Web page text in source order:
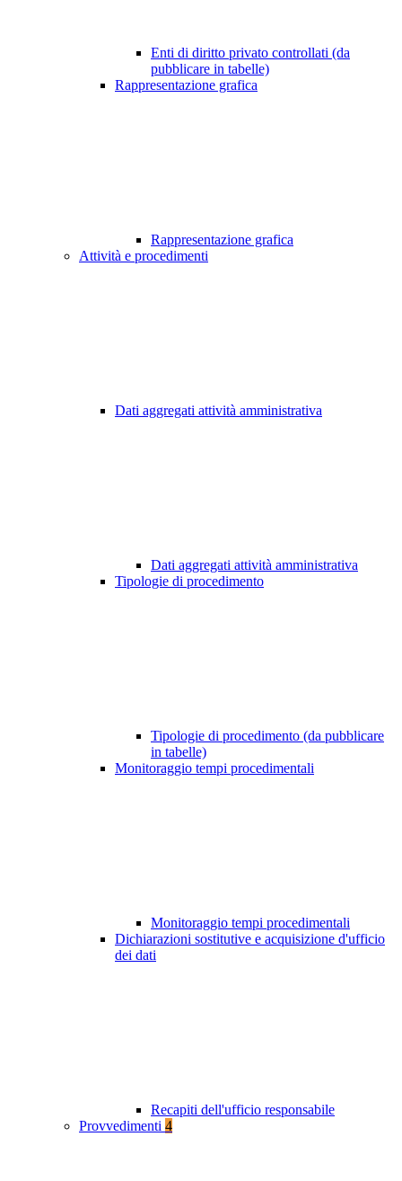
Enti di diritto privato controllati (da
pubblicare in tabelle)
Rappresentazione grafica
Rappresentazione grafica
Attività e procedimenti
Dati aggregati attività amministrativa
Dati aggregati attività amministrativa
Tipologie di procedimento
Tipologie di procedimento (da pubblicare
in tabelle)
Monitoraggio tempi procedimentali
Monitoraggio tempi procedimentali
Dichiarazioni sostitutive e acquisizione d'ufficio
dei dati
Recapiti dell'ufficio responsabile
Provvedimenti 4